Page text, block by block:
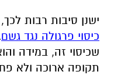
ישנן סיבות רבות
כיסוי פרגולה נגד גשם
שכיסוי זה, במידה
תקופה ארוכה ולא